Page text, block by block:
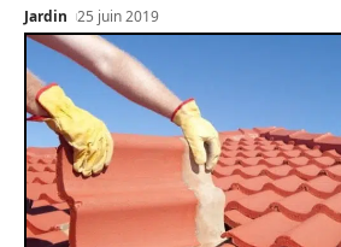
Jardin 25 juin 2019